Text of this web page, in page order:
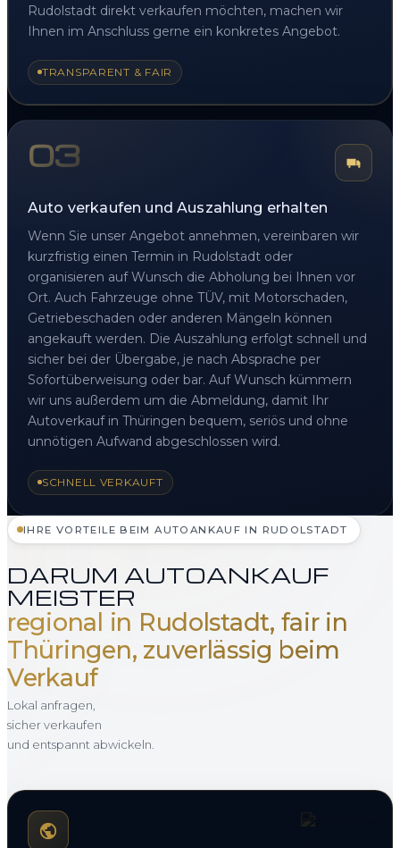
Rudolstadt direkt verkaufen möchten, machen wir
Ihnen im Anschluss gerne ein konkretes Angebot.
TRANSPARENT & FAIR
03
Auto verkaufen und Auszahlung erhalten
Wenn Sie unser Angebot annehmen, vereinbaren wir
kurzfristig einen Termin in Rudolstadt oder
organisieren auf Wunsch die Abholung bei Ihnen vor
Ort. Auch Fahrzeuge ohne TÜV, mit Motorschaden,
Getriebeschaden oder anderen Mängeln können
angekauft werden. Die Auszahlung erfolgt schnell und
sicher bei der Übergabe, je nach Absprache per
Sofortüberweisung oder bar. Auf Wunsch kümmern
wir uns außerdem um die Abmeldung, damit Ihr
Autoverkauf in Thüringen bequem, seriös und ohne
unnötigen Aufwand abgeschlossen wird.
SCHNELL VERKAUFT
IHRE VORTEILE BEIM AUTOANKAUF IN RUDOLSTADT
DARUM AUTOANKAUF
MEISTER
regional in Rudolstadt, fair in
Thüringen, zuverlässig beim
Verkauf
Lokal anfragen,
sicher verkaufen
und entspannt abwickeln.